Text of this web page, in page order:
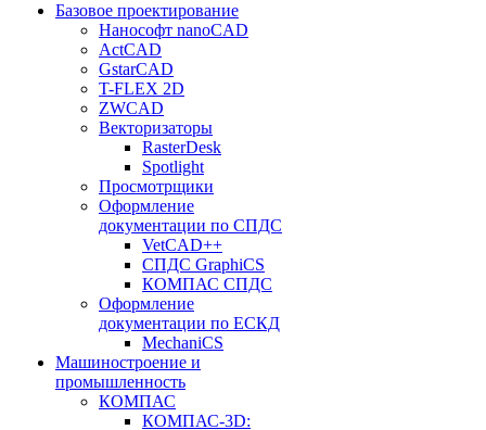
Базовое проектирование
Нанософт nanoCAD
ActCAD
GstarCAD
T-FLEX 2D
ZWCAD
Векторизаторы
RasterDesk
Spotlight
Просмотрщики
Оформление
документации по СПДС
VetCAD++
СПДС GraphiCS
КОМПАС СПДС
Оформление
документации по ЕСКД
MechaniCS
Машиностроение и
промышленность
КОМПАС
КОМПАС-3D: